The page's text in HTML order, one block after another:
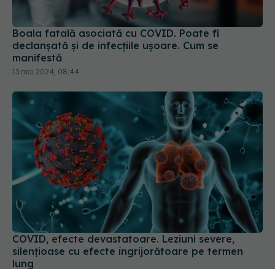
Boala fatală asociată cu COVID. Poate fi
declanșată și de infecțiile ușoare. Cum se
manifestă
13 mai 2024, 08:44
COVID, efecte devastatoare. Leziuni severe,
silențioase cu efecte îngrijorătoare pe termen
lung